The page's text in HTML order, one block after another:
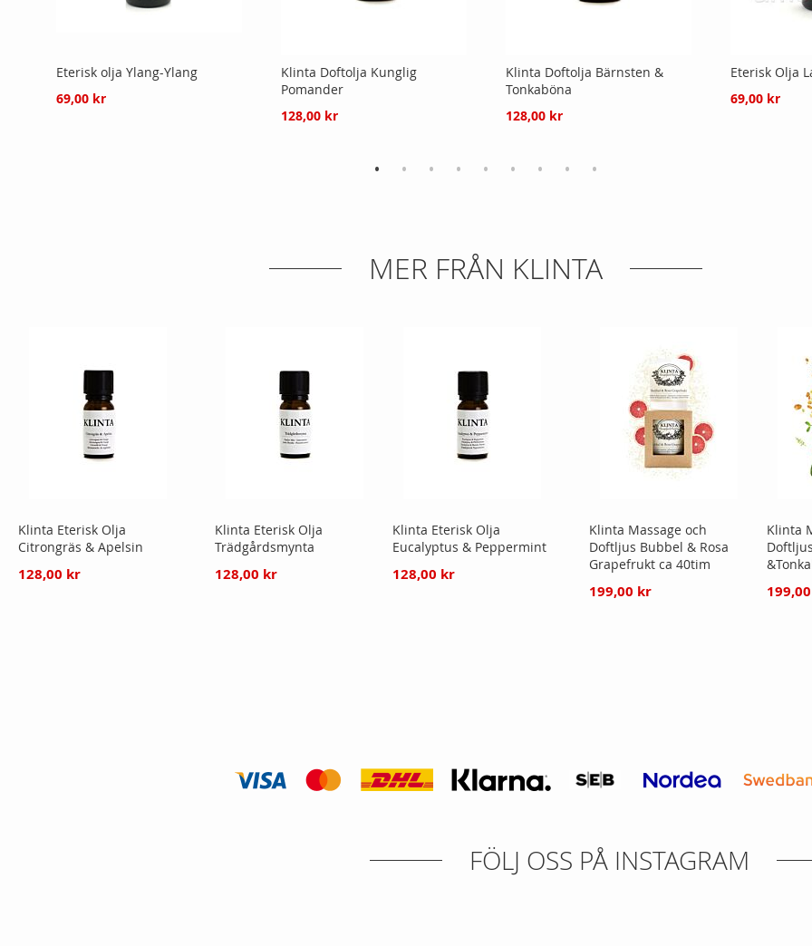
Eterisk olja Ylang-Ylang
69,00 kr
Klinta Doftolja Kunglig
Pomander
128,00 kr
Klinta Doftolja Bärnsten &
Tonkaböna
128,00 kr
Eterisk Olja
69,00 kr
MER FRÅN KLINTA
Klinta Eterisk Olja
Citrongräs & Apelsin
128,00 kr
Klinta Eterisk Olja
Trädgårdsmynta
128,00 kr
Klinta Eterisk Olja
Eucalyptus & Peppermint
128,00 kr
Klinta Massage och
Doftljus Bubbel & Rosa
Grapefrukt ca 40tim
199,00 kr
Klinta
FÖLJ OSS PÅ INSTAGRAM